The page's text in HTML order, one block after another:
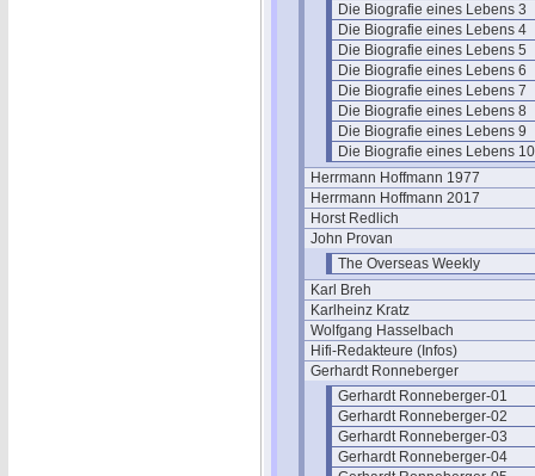
Die Biografie eines Lebens 3
Die Biografie eines Lebens 4
Die Biografie eines Lebens 5
Die Biografie eines Lebens 6
Die Biografie eines Lebens 7
Die Biografie eines Lebens 8
Die Biografie eines Lebens 9
Die Biografie eines Lebens 10
Herrmann Hoffmann 1977
Herrmann Hoffmann 2017
Horst Redlich
John Provan
The Overseas Weekly
Karl Breh
Karlheinz Kratz
Wolfgang Hasselbach
Hifi-Redakteure (Infos)
Gerhardt Ronneberger
Gerhardt Ronneberger-01
Gerhardt Ronneberger-02
Gerhardt Ronneberger-03
Gerhardt Ronneberger-04